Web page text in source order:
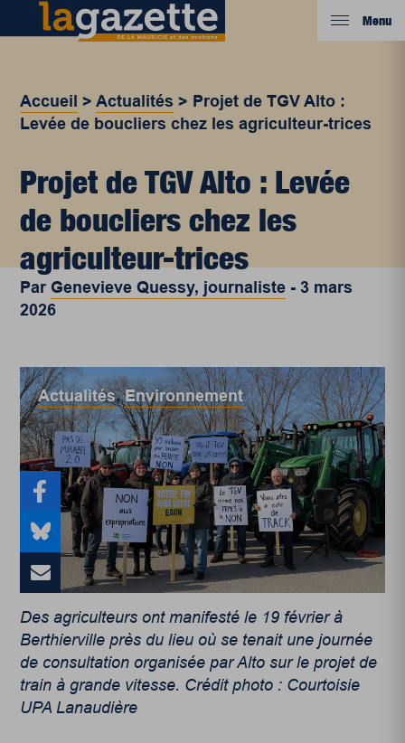
Menu
Accueil >Actualités > Projet de TGV Alto :
Levée de boucliers chez les agriculteur-trices
Projet de TGV Alto : Levée
de boucliers chez les
agriculteur-trices
Par Genevieve Quessy, journaliste -3 mars
2026
Actualités,Environnement
Des agriculteurs ont manifesté le 19 février à
Berthierville près du lieu où se tenait une journée
de consultation organisée par Alto sur le projet de
train à grande vitesse. Crédit photo : Courtoisie
UPA Lanaudière